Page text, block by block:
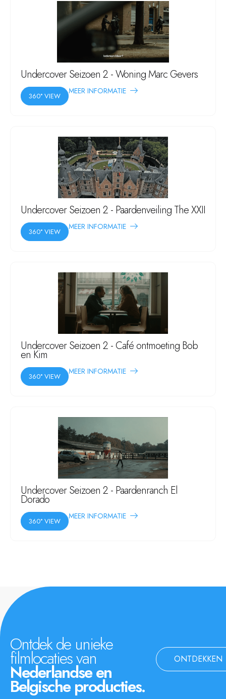
Undercover Seizoen 2 - Woning Marc Gevers
360° VIEW
MEER INFORMATIE
Undercover Seizoen 2 - Paardenveiling The XXII
360° VIEW
MEER INFORMATIE
Undercover Seizoen 2 - Café ontmoeting Bob
en Kim
360° VIEW
MEER INFORMATIE
Undercover Seizoen 2 - Paardenranch El
Dorado
360° VIEW
MEER INFORMATIE
Ontdek de unieke
filmlocaties van
Nederlandse en
Belgische producties.
ONTDEKKEN